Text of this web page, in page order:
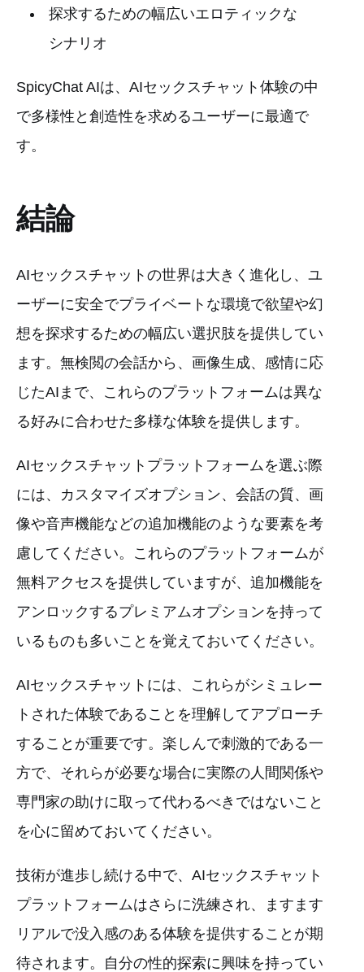
探求するための幅広いエロティックな
シナリオ
SpicyChat AIは、AIセックスチャット体験の中
で多様性と創造性を求めるユーザーに最適で
す。
結論
AIセックスチャットの世界は大きく進化し、ユ
ーザーに安全でプライベートな環境で欲望や幻
想を探求するための幅広い選択肢を提供してい
ます。無検閲の会話から、画像生成、感情に応
じたAIまで、これらのプラットフォームは異な
る好みに合わせた多様な体験を提供します。
AIセックスチャットプラットフォームを選ぶ際
には、カスタマイズオプション、会話の質、画
像や音声機能などの追加機能のような要素を考
慮してください。これらのプラットフォームが
無料アクセスを提供していますが、追加機能を
アンロックするプレミアムオプションを持って
いるものも多いことを覚えておいてください。
AIセックスチャットには、これらがシミュレー
トされた体験であることを理解してアプローチ
することが重要です。楽しんで刺激的である一
方で、それらが必要な場合に実際の人間関係や
専門家の助けに取って代わるべきではないこと
を心に留めておいてください。
技術が進歩し続ける中で、AIセックスチャット
プラットフォームはさらに洗練され、ますます
リアルで没入感のある体験を提供することが期
待されます。自分の性的探索に興味を持ってい